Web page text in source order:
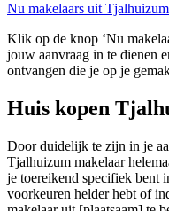
Nu makelaars uit
Klik op de knop ‘Nu
jouw aanvraag in te dienen
ontvangen die je op je
Huis kopen
Door duidelijk te zijn in je
Tjalhuizum makelaar
je toereikend specifiek bent
voorkeuren helder hebt of